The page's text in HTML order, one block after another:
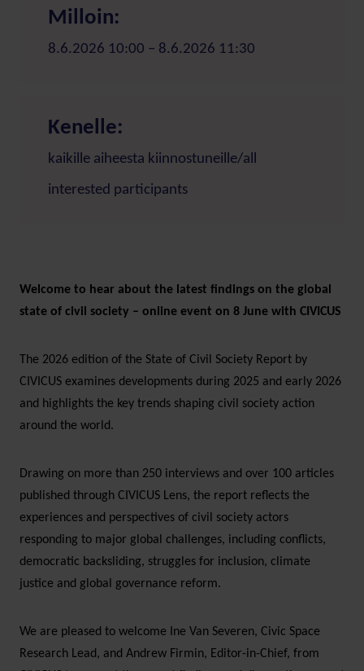
Milloin:
8.6.2026 10:00 – 8.6.2026 11:30
Kenelle:
kaikille aiheesta kiinnostuneille/all
interested participants
Welcome to hear about the latest findings on the global
state of civil society – online event on 8 June with CIVICUS
The 2026 edition of the State of Civil Society Report by
CIVICUS examines developments during 2025 and early 2026
and highlights the key trends shaping civil society action
around the world.
Drawing on more than 250 interviews and over 100 articles
published through CIVICUS Lens, the report reflects the
experiences and perspectives of civil society actors
responding to major global challenges, including conflicts,
democratic backsliding, struggles for inclusion, climate
justice and global governance reform.
We are pleased to welcome Ine Van Severen, Civic Space
Research Lead, and Andrew Firmin, Editor-in-Chief, from